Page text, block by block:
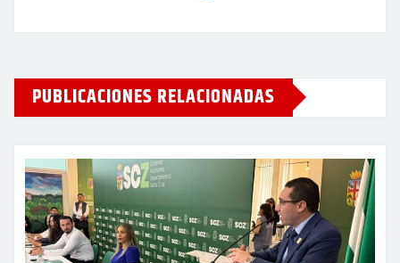
PUBLICACIONES RELACIONADAS